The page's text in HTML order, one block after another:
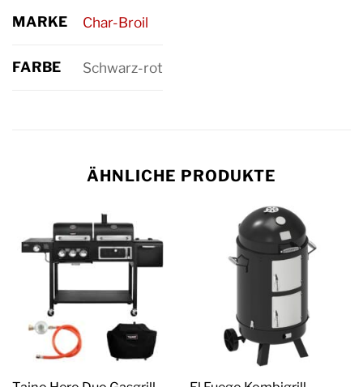
MARKE Char-Broil
FARBE Schwarz-rot
ÄHNLICHE PRODUKTE